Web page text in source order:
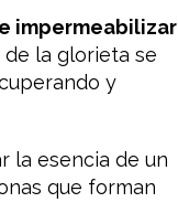
impermeabilizar
la glorieta se
y
la esencia de un
que forman